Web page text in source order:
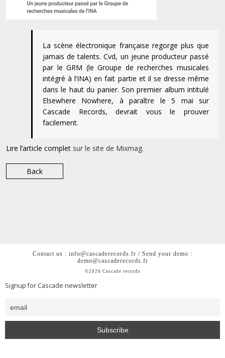
La scène électronique française regorge plus que
jamais de talents. Cvd, un jeune producteur passé
par le GRM (le Groupe de recherches musicales
intégré à l’INA) en fait partie et il se dresse même
dans le haut du panier. Son premier album intitulé
Elsewhere Nowhere, à paraître le 5 mai sur
Cascade Records, devrait vous le prouver
facilement.
Lire l’article complet sur le site de Mixmag.
Back
Contact us : info@cascaderecords.fr / Send your demo :
demo@cascaderecords.fr
©2026 Cascade records
Signup for Cascade newsletter